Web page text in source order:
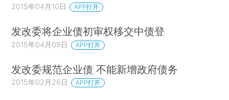
2015年04月10日 APP打开
发改委将企业债初审权移交中债登
2015年04月09日 APP打开
发改委规范企业债 不能新增政府债务
2015年02月26日 APP打开